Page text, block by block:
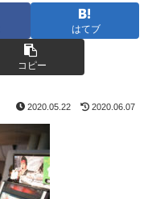
はてブ
コピー
2020.05.22 2020.06.07